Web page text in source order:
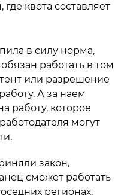
квота составляет
в силу норма,
работать в том
или разрешение
А за наем
работу, которое
могут
закон,
сможет работать
регионах.